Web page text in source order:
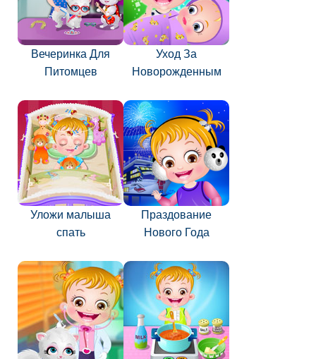
Вечеринка Для
Питомцев
Уход За
Новорожденным
Уложи малыша
спать
Праздование
Нового Года